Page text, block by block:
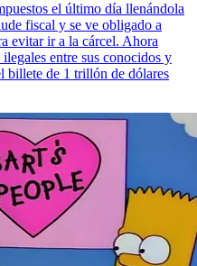
el último día llenándola
fiscal y se ve obligado a
evitar ir a la cárcel. Ahora
entre sus conocidos y
billete de 1 trillón de dólares